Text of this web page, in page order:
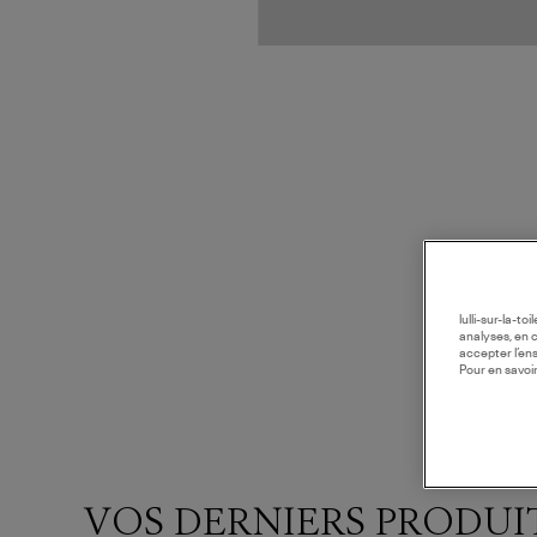
VOS DERNIERS
lulli-sur-la-
analyses, en
accepter
Pour en